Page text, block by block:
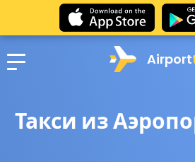
Airport
Такси из